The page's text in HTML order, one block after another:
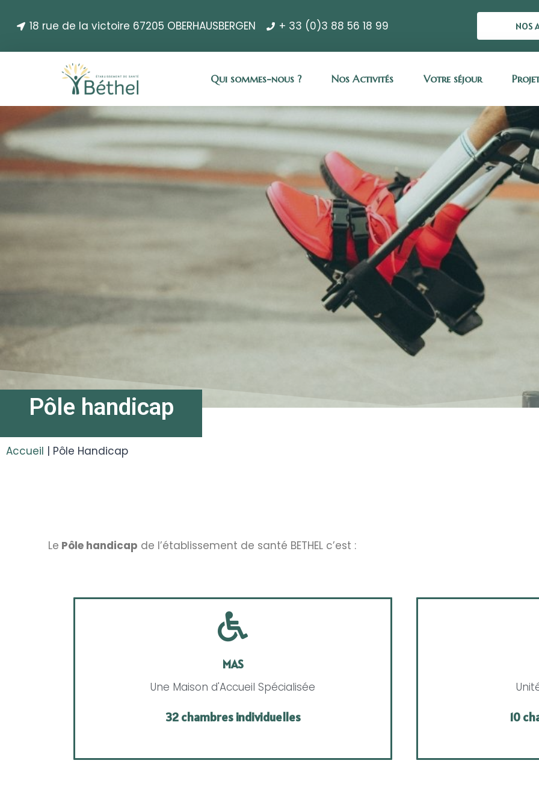
18 rue de la victoire 67205 OBERHAUSBERGEN + 33 (0)3 88 56 18 99 NOS
Qui sommes-nous ? Nos Activités Votre séjour
Pôle handicap
Accueil | Pôle Handicap
Le Pôle handicap de l’établissement de santé BETHEL c’est :
MAS
Une Maison d'Accueil Spécialisée
32 chambres individuelles 10